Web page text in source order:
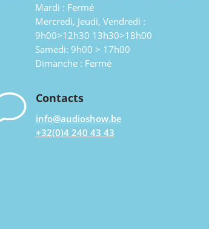
Mardi : Fermé
Mercredi, Jeudi, Vendredi :
9h00>12h30 13h30>18h00
Samedi: 9h00 > 17h00
Dimanche : Fermé
Contacts
info@audioshow.be
+32(0)4 240 43 43